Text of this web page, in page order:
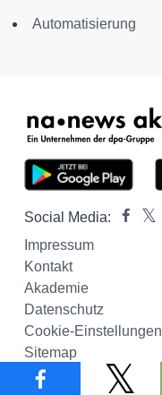
Automatisierung
Social Media:
Impressum
Kontakt
Akademie
Datenschutz
Cookie-Einstellungen
Sitemap